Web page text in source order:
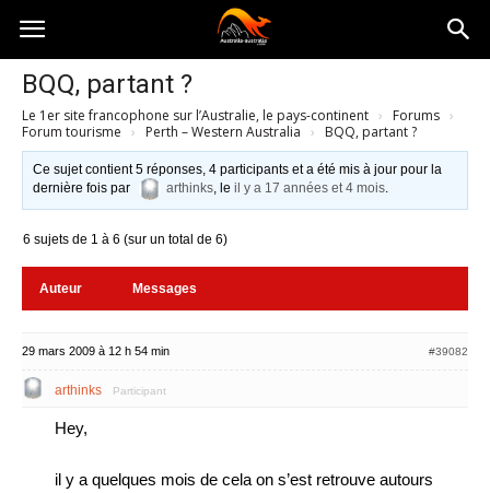
Australia-
australie.com
BQQ, partant ?
Le 1er site francophone sur l’Australie, le pays-continent › Forums ›
Forum tourisme › Perth – Western Australia › BQQ, partant ?
Ce sujet contient 5 réponses, 4 participants et a été mis à jour pour la
dernière fois par
arthinks, leil y a 17 années et 4 mois.
6 sujets de 1 à 6 (sur un total de 6)
Auteur Messages
29 mars 2009 à 12 h 54 min #39082
arthinks Participant
Hey,
il y a quelques mois de cela on s’est retrouve autours